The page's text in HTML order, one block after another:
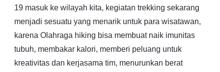
19 masuk ke wilayah kita, kegiatan trekking sekarang
menjadi sesuatu yang menarik untuk para wisatawan,
karena Olahraga hiking bisa membuat naik imunitas
tubuh, membakar kalori, memberi peluang untuk
kreativitas dan kerjasama tim, menurunkan berat